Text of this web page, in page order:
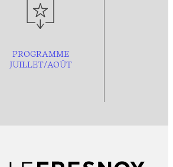
PROGRAMME
JUILLET/AOÛT